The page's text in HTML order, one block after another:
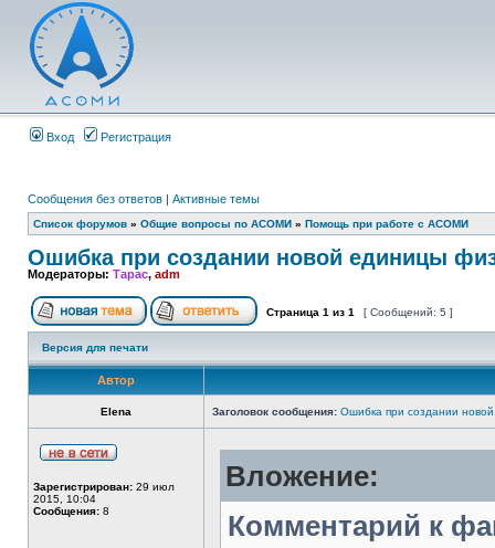
Вход Регистрация
Сообщения без ответов | Активные темы
Список форумов » Общие вопросы по АСОМИ » Помощь при работе с АСОМИ
Ошибка при создании новой единицы
Модераторы: Тарас, adm
Страница 1 из 1 [ Сообщений: 5 ]
Версия для печати
Автор
Elena Заголовок сообщения: Ошибка при создании
Зарегистрирован: 29 июл
2015, 10:04
Сообщения: 8
Вложение:
Комментарий к